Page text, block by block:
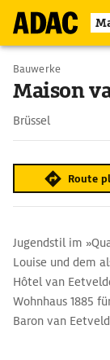
Bauwerke
Maison
Brüssel
Route
Jugendstil im
Louise und dem
Hôtel van
Wohnhaus 1885
Baron van